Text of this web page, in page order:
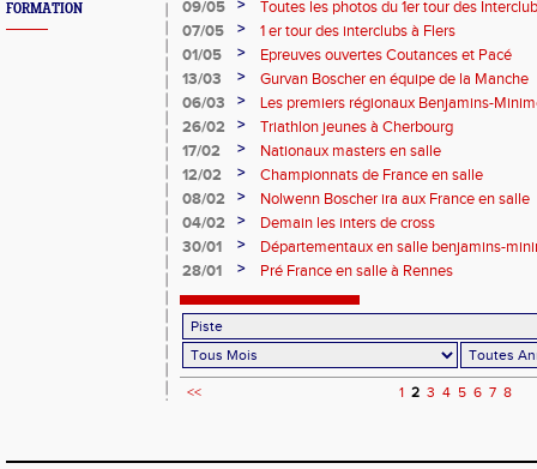
FORMATION
09/05
>
Toutes les photos du 1er tour des
07/05
>
1 er tour des interclubs à Flers
01/05
>
Epreuves ouvertes Coutances et Pacé
13/03
>
Gurvan Boscher en équipe de la Manche
06/03
>
Les premiers régionaux Benjamins-
Normandie réunifiée
26/02 >
Triathlon jeunes à Cherbourg
17/02
>
Nationaux masters en salle
12/02
>
Championnats de France en salle
08/02
>
Nolwenn Boscher ira aux France en salle
04/02
>
Demain les inters de cross
30/01
>
Départementaux en salle benjamins-
28/01
> Pré France en salle à Rennes
<< 1 2 3 4 5 6 7 8